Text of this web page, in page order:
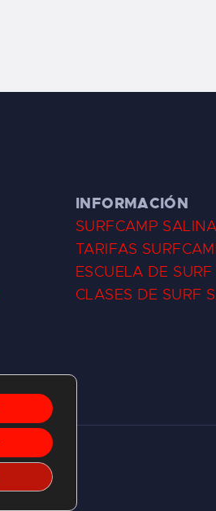
INFORMACIÓN
SURFCAMP
TARIFAS
ESCUELA DE
CLASES DE SURF